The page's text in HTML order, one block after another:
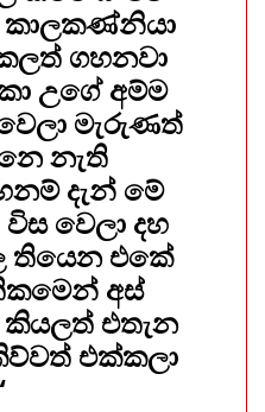
ගහනවා
උගේ අම්ම
මැරුණත්
නැති
දැන් මේ
වෙලා දහ
තියෙන එකේ
අස්
කියලත් එතැන
එක්කලා